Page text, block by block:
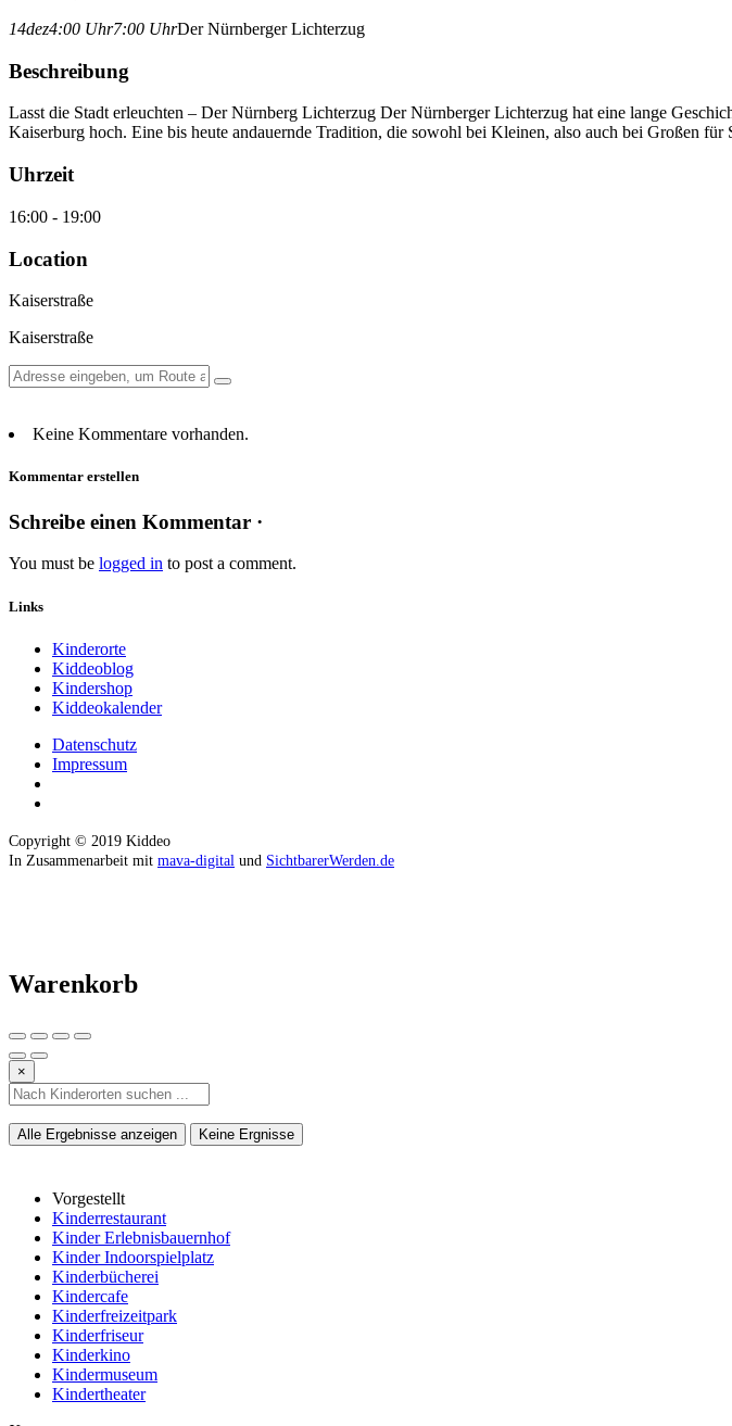
14dez4:00 Uhr7:00 UhrDer Nürnberger Lichterzug
Beschreibung
Lasst die Stadt erleuchten – Der Nürnberg Lichterzug Der Nürnberger Lichterzug hat eine lange
Kaiserburg hoch. Eine bis heute andauernde Tradition, die sowohl bei Kleinen, also auch bei Großen für
Uhrzeit
16:00 - 19:00
Location
Kaiserstraße
Kaiserstraße
Keine Kommentare vorhanden.
Kommentar erstellen
Schreibe einen Kommentar ·
You must be logged in to post a comment.
Links
Kinderorte
Kiddeoblog
Kindershop
Kiddeokalender
Datenschutz
Impressum
Copyright © 2019 Kiddeo
In Zusammenarbeit mit mava-digital und SichtbarerWerden.de
Warenkorb
×
Alle Ergebnisse anzeigen Keine Ergnisse
Vorgestellt
Kinderrestaurant
Kinder Erlebnisbauernhof
Kinder Indoorspielplatz
Kinderbücherei
Kindercafe
Kinderfreizeitpark
Kinderfriseur
Kinderkino
Kindermuseum
Kindertheater